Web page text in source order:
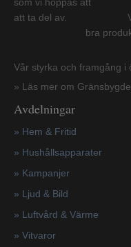
att ta del av.
bra produkter till
Vår styrka och framgång i
» Läs mer om
Avdelningar
» Hem & Fritid
» Hushållsapparater
» Kampanjer
» Ljud & Bild
» Luftvård & Värme
» Vitvaror